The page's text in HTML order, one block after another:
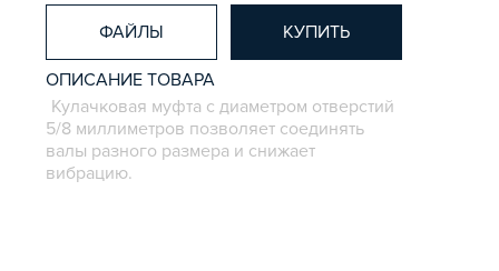
ФАЙЛЫ КУПИТЬ
ОПИСАНИЕ ТОВАРА
Кулачковая муфта с диаметром отверстий
5/8 миллиметров позволяет соединять
валы разного размера и снижает
вибрацию.